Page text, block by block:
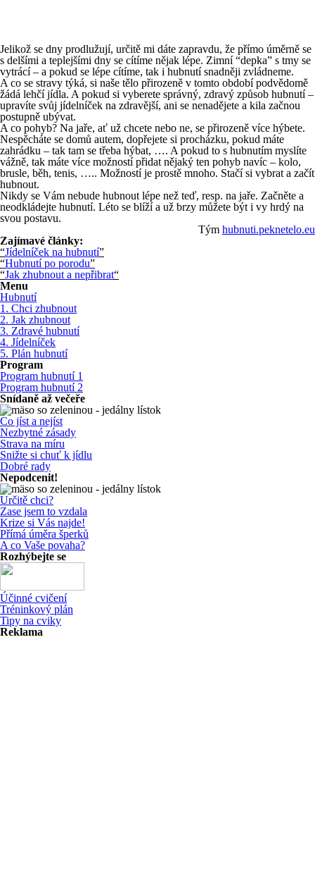
Jelikož se dny prodlužují, určitě mi dáte zapravdu, že přímo úměrně se
s delšími a teplejšími dny se cítíme nějak lépe. Zimní “depka” s tmy se
vytrácí – a pokud se lépe cítíme, tak i hubnutí snadněji zvládneme.
A co se stravy týká, si naše tělo přirozeně v tomto období podvědomě
žádá lehčí jídla. A pokud si vyberete správný, zdravý způsob hubnutí –
upravíte svůj jídelníček na zdravější, ani se nenadějete a kila začnou
postupně ubývat.
A co pohyb? Na jaře, ať už chcete nebo ne, se přirozeně více hýbete.
Nespěcháte se domů autem, dopřejete si procházku, pokud máte
zahrádku – tak tam se třeba hýbat, …. A pokud to s hubnutím myslíte
vážně, tak máte více možností přidat nějaký ten pohyb navíc – kolo,
brusle, běh, tenis, ….. Možností je prostě mnoho. Stačí si vybrat a začít
hubnout.
Nikdy se Vám nebude hubnout lépe než teď, resp. na jaře. Začněte a
neodkládejte hubnutí. Léto se blíží a už brzy můžete být i vy hrdý na
svou postavu.
Tým hubnuti.peknetelo.eu
Zajímavé články:
“Jídelníček na hubnutí”
“Hubnutí po porodu”
“Jak zhubnout a nepřibrat“
Menu
Hubnutí
1. Chci zhubnout
2. Jak zhubnout
3. Zdravé hubnutí
4. Jídelníček
5. Plán hubnutí
Program
Program hubnutí 1
Program hubnutí 2
Snídaně až večeře
Co jíst a nejíst
Nezbytné zásady
Strava na míru
Snižte si chuť k jídlu
Dobré rady
Nepodcenit!
Určitě chci?
Zase jsem to vzdala
Krize si Vás najde!
Přímá úměra šperků
A co Vaše povaha?
Rozhýbejte se
Účinné cvičení
Tréninkový plán
Tipy na cviky
Reklama